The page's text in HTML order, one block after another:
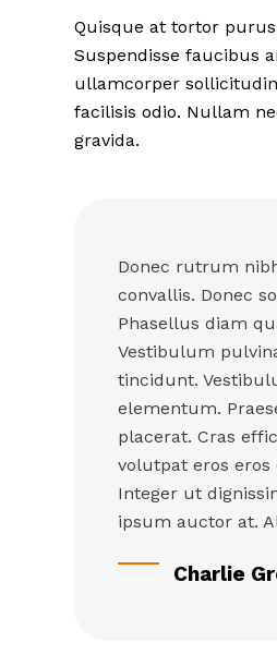
Quisque at tortor
Suspendisse faucibus
ullamcorper
facilisis odio. Nullam
gravida.
Donec rutrum
convallis. Donec
Phasellus diam
Vestibulum
tincidunt.
elementum.
placerat. Cras
volutpat eros
Integer ut
ipsum auctor at.
Charlie